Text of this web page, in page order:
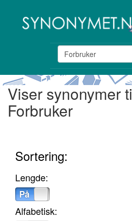
Viser synonymer
Forbruker
Sortering:
Lengde:
På
Alfabetisk: